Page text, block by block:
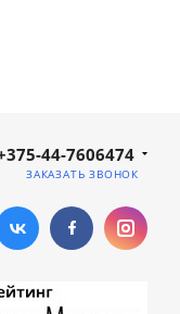
44-7606474
ЗАКАЗАТЬ ЗВОНОК